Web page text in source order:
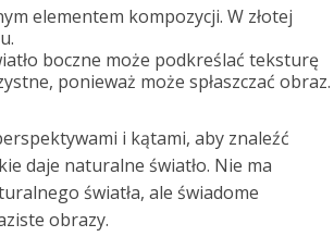
elementem kompozycji. W złotej
boczne może podkreślać teksturę
ponieważ może spłaszczać obraz.
i kątami, aby znaleźć
daje naturalne światło. Nie ma
światła, ale świadome
obrazy.